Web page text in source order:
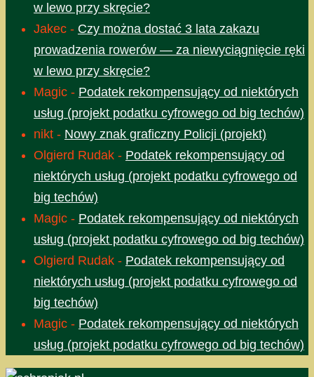
w lewo przy skręcie?
Jakec - Czy można dostać 3 lata zakazu
prowadzenia rowerów — za niewyciągnięcie ręki
w lewo przy skręcie?
Magic - Podatek rekompensujący od niektórych
usług (projekt podatku cyfrowego od big techów)
nikt - Nowy znak graficzny Policji (projekt)
Olgierd Rudak - Podatek rekompensujący od
niektórych usług (projekt podatku cyfrowego od
big techów)
Magic - Podatek rekompensujący od niektórych
usług (projekt podatku cyfrowego od big techów)
Olgierd Rudak - Podatek rekompensujący od
niektórych usług (projekt podatku cyfrowego od
big techów)
Magic - Podatek rekompensujący od niektórych
usług (projekt podatku cyfrowego od big techów)